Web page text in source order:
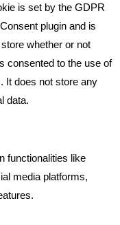
is set by the GDPR
plugin and is
whether or not
consented to the use of
It does not store any
data.
functionalities like
media platforms,